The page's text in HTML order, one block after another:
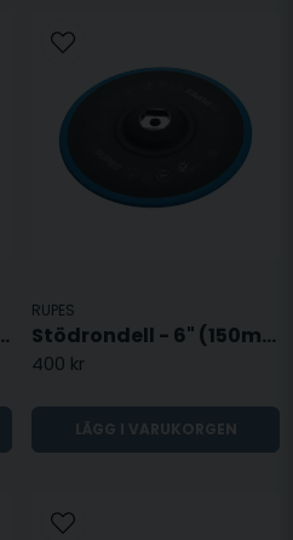
/ KS260
RUPES
Stödrondell - 6" (150mm)
400 kr
LÄGG I VARUKORGEN